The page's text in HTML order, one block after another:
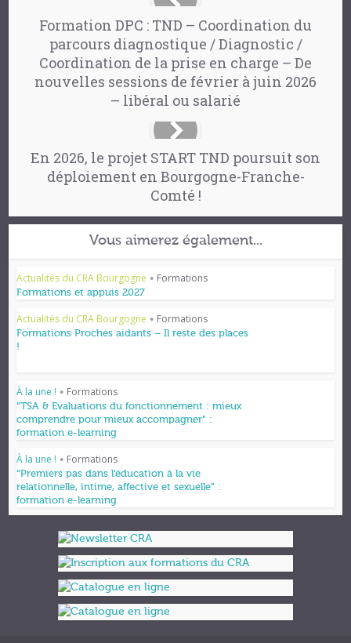
Formation DPC : TND – Coordination du
parcours diagnostique / Diagnostic /
Coordination de la prise en charge – De
nouvelles sessions de février à juin 2026
– libéral ou salarié
En 2026, le projet START TND poursuit son
déploiement en Bourgogne-Franche-
Comté !
Vous aimerez également...
Actualités du CRA Bourgogne • Formations
Formations et appuis 2027
Actualités du CRA Bourgogne • Formations
Formations Proches aidants – Il reste des places
!
À la une ! • Formations
“TSA & Evaluations du fonctionnement : mieux
comprendre pour mieux accompagner” :
formation e-learning
À la une ! • Formations
“Premiers pas dans l’éducation à la vie
relationnelle, intime, affective et sexuelle” :
formation e-learning